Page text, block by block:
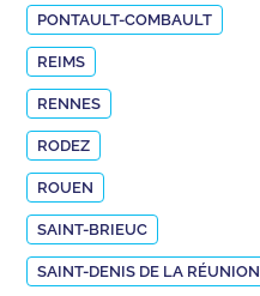
PONTAULT-COMBAULT
REIMS
RENNES
RODEZ
ROUEN
SAINT-BRIEUC
SAINT-DENIS DE LA RÉUNION